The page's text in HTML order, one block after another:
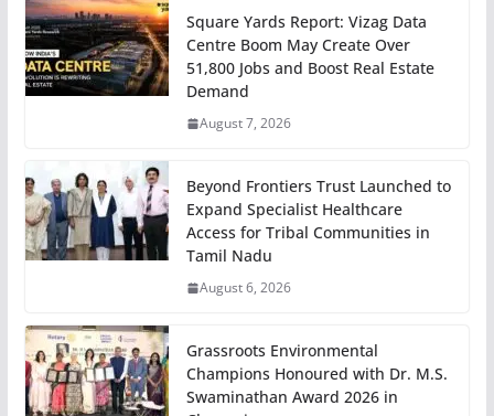
Square Yards Report: Vizag Data
Centre Boom May Create Over
51,800 Jobs and Boost Real Estate
Demand
August 7, 2026
Beyond Frontiers Trust Launched to
Expand Specialist Healthcare
Access for Tribal Communities in
Tamil Nadu
August 6, 2026
Grassroots Environmental
Champions Honoured with Dr. M.S.
Swaminathan Award 2026 in